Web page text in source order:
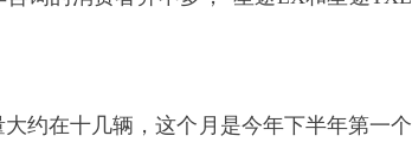
约在十几辆，这个月是今年下半年第一个